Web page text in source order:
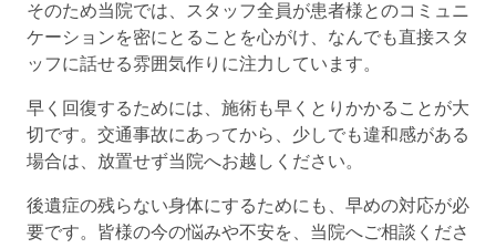
そのため当院では、スタッフ全員が患者様とのコミュニ
ケーションを密にとることを心がけ、なんでも直接スタ
ッフに話せる雰囲気作りに注力しています。
早く回復するためには、施術も早くとりかかることが大
切です。交通事故にあってから、少しでも違和感がある
場合は、放置せず当院へお越しください。
後遺症の残らない身体にするためにも、早めの対応が必
要です。皆様の今の悩みや不安を、当院へご相談くださ